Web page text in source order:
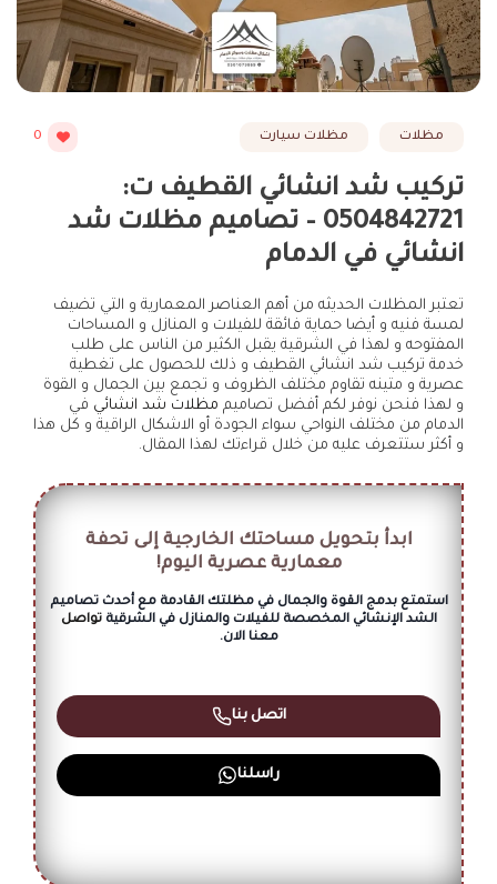
مظلات مظلات سيارت 0
تركيب شد انشائي القطيف ت:
0504842721 – تصاميم مظلات شد
انشائي في الدمام
تعتبر المظلات الحديثه من أهم العناصر المعمارية و التي تضيف
لمسة فنيه و أيضا حماية فائقة للفيلات و المنازل و المساحات
المفتوحه و لهذا في الشرقية يقبل الكثير من الناس على طلب
خدمة تركيب شد انشائي القطيف و ذلك للحصول على تغطية
عصرية و متينه تقاوم مختلف الظروف و تجمع بين الجمال و القوة
و لهذا فنحن نوفر لكم أفضل تصاميم مظلات شد انشائي في
الدمام من مختلف النواحي سواء الجودة أو الاشكال الراقية و كل هذا
و أكثر ستتعرف عليه من خلال قراءتك لهذا المقال.
ابدأ بتحويل مساحتك الخارجية إلى تحفة
معمارية عصرية اليوم!
استمتع بدمج القوة والجمال في مظلتك القادمة مع أحدث تصاميم
الشد الإنشائي المخصصة للفيلات والمنازل في الشرقيةتواصل
معنا الان.
اتصل بنا
راسلنا